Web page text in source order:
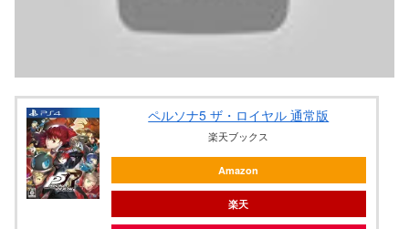
ペルソナ5 ザ・ロイヤル 通常版
楽天ブックス
Amazon
楽天